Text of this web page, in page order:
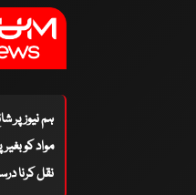
ہم نیوز پر
مواد کو
نقل کرنا